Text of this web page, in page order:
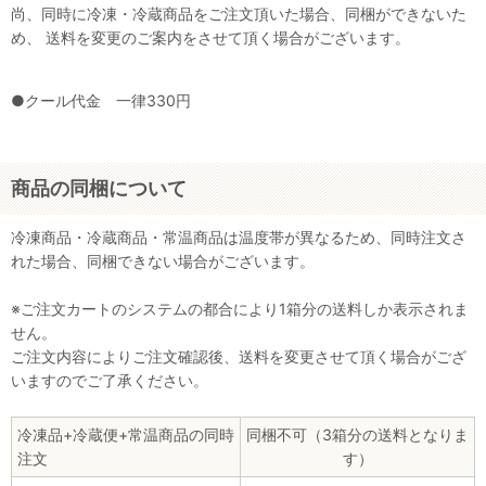
尚、同時に冷凍・冷蔵商品をご注文頂いた場合、同梱ができないた
め、 送料を変更のご案内をさせて頂く場合がございます。
●クール代金 一律330円
商品の同梱について
冷凍商品・冷蔵商品・常温商品は温度帯が異なるため、同時注文さ
れた場合、同梱できない場合がございます。
※ご注文カートのシステムの都合により1箱分の送料しか表示されま
せん。
ご注文内容によりご注文確認後、送料を変更させて頂く場合がござ
いますのでご了承ください。
冷凍品+冷蔵便+常温商品の同時
注文
同梱不可（3箱分の送料となりま
す）